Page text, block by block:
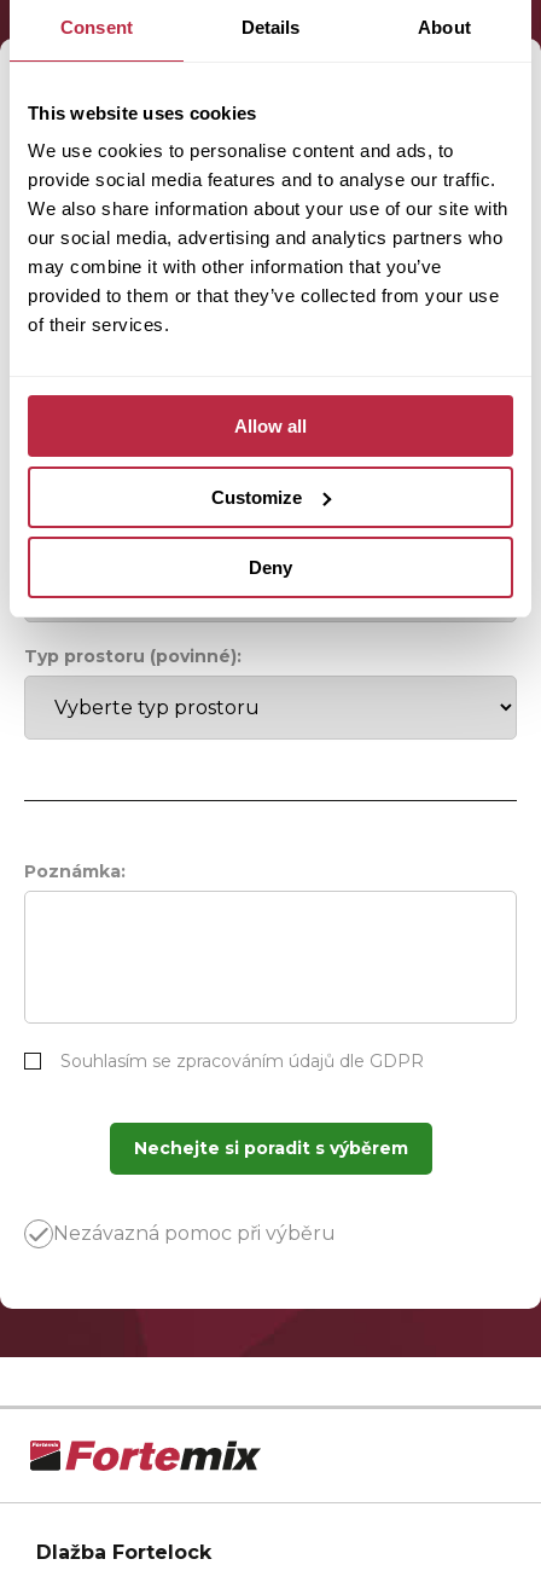
Consent Details About
This website uses cookies
We use cookies to personalise content and ads, to
provide social media features and to analyse our traffic.
We also share information about your use of our site with
our social media, advertising and analytics partners who
may combine it with other information that you’ve
provided to them or that they’ve collected from your use
of their services.
Allow all
Customize
Deny
Příjmení (povinné):
E-mail (povinné):
Odhadovaná plocha prostoru (povinné):
Typ prostoru (povinné):
Poznámka:
Souhlasím se zpracováním údajů dle GDPR
Nechejte si poradit s výběrem
Nezávazná pomoc při výběru
Dlažba Fortelock